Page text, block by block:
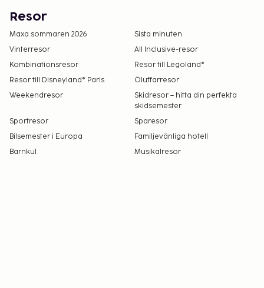
Resor
Maxa sommaren 2026
Sista minuten
Vinterresor
All Inclusive-resor
Kombinationsresor
Resor till Legoland®
Resor till Disneyland® Paris
Öluffarresor
Weekendresor
Skidresor – hitta din perfekta
skidsemester
Sportresor
Sparesor
Bilsemester i Europa
Familjevänliga hotell
Barnkul
Musikalresor